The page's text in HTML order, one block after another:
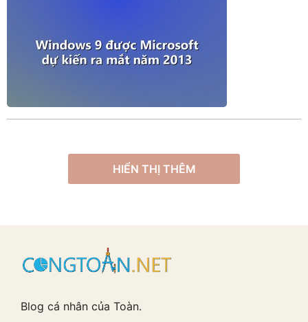
HIỂN THỊ THÊM
Blog cá nhân của Toàn.